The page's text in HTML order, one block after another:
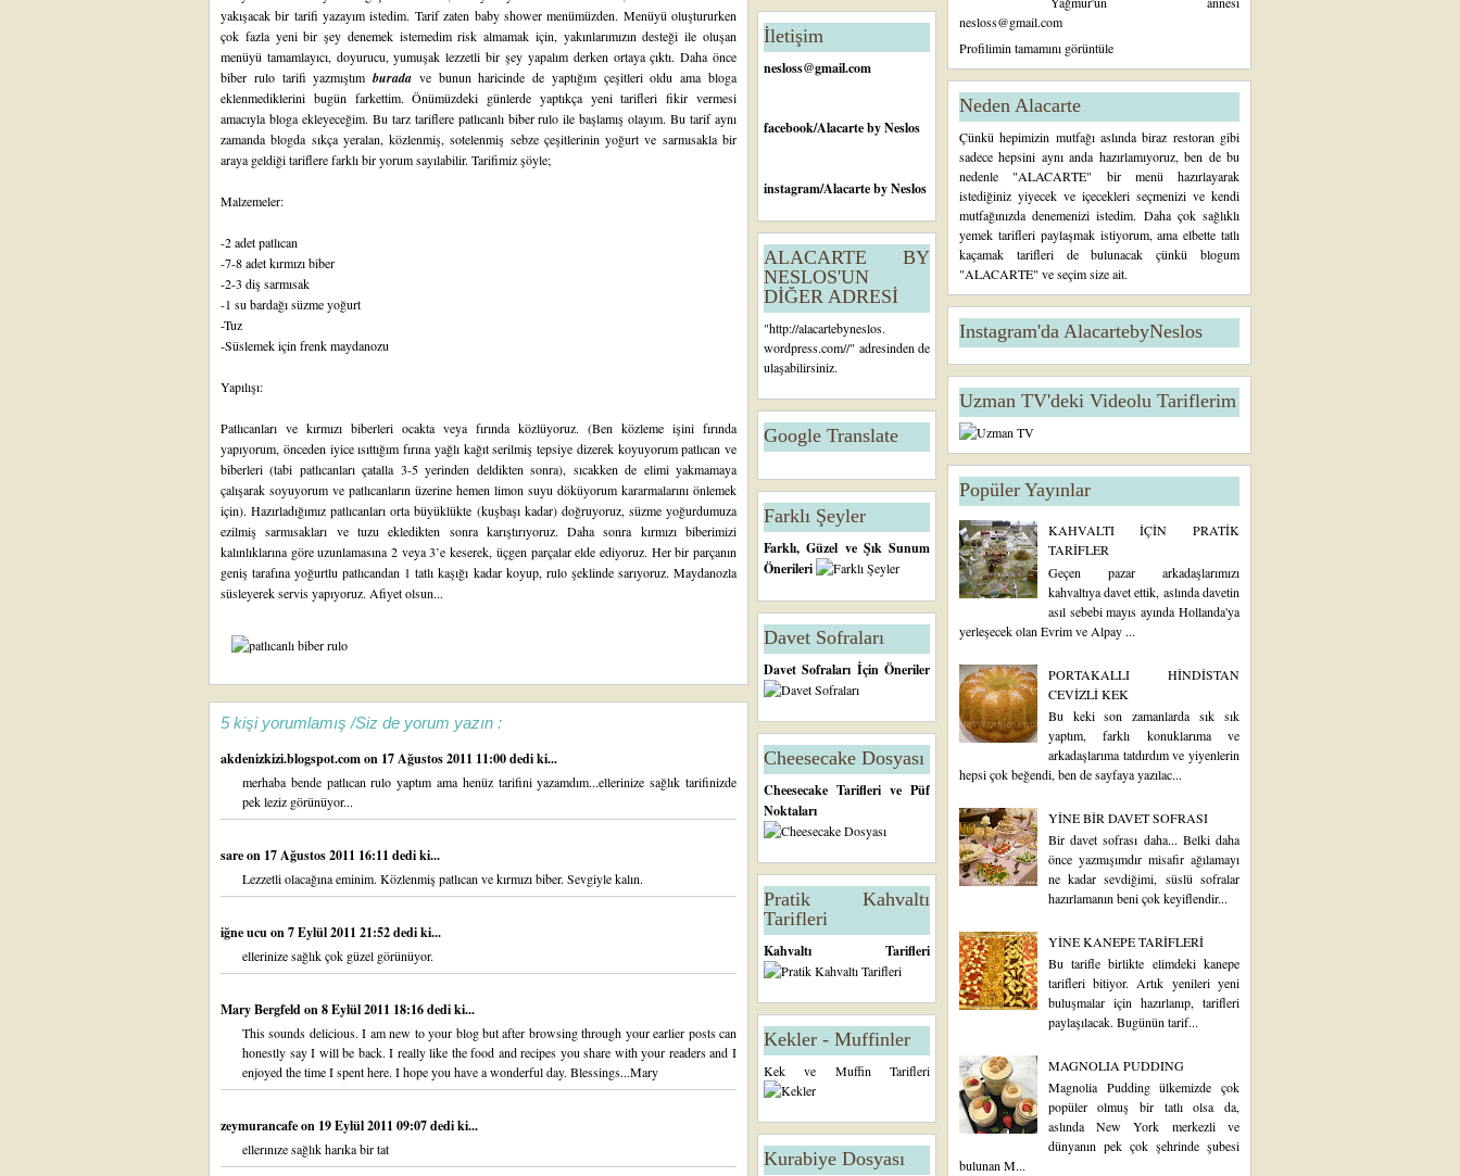
yakışacak bir tarifi yazayım istedim. Tarif zaten baby shower menümüzden. Menüyü oluştururken
çok fazla yeni bir şey denemek istemedim risk almamak için, yakınlarımızın desteği ile oluşan
menüyü tamamlayıcı, doyurucu, yumuşak lezzetli bir şey yapalım derken ortaya çıktı. Daha önce
biber rulo tarifi yazmıştımburada ve bunun haricinde de yaptığım çeşitleri oldu ama bloga
eklenmediklerini bugün farkettim. Önümüzdeki günlerde yaptıkça yeni tarifleri fikir vermesi
amacıyla bloga ekleyeceğim. Bu tarz tariflere patlıcanlı biber rulo ile başlamış olayım. Bu tarif aynı
zamanda blogda sıkça yeralan, közlenmiş, sotelenmiş sebze çeşitlerinin yoğurt ve sarmısakla bir
araya geldiği tariflere farklı bir yorum sayılabilir. Tarifimiz şöyle;
Malzemeler:
-2 adet patlıcan
-7-8 adet kırmızı biber
-2-3 diş sarmısak
-1 su bardağı süzme yoğurt
-Tuz
-Süslemek için frenk maydanozu
Yapılışı:
Patlıcanları ve kırmızı biberleri ocakta veya fırında közlüyoruz. (Ben közleme işini fırında
yapıyorum, önceden iyice ısıttığım fırına yağlı kağıt serilmiş tepsiye dizerek koyuyorum patlıcan ve
biberleri (tabi patlıcanları çatalla 3-5 yerinden deldikten sonra), sıcakken de elimi yakmamaya
çalışarak soyuyorum ve patlıcanların üzerine hemen limon suyu döküyorum kararmalarını önlemek
için). Hazırladığımız patlıcanları orta büyüklükte (kuşbaşı kadar) doğruyoruz, süzme yoğurdumuza
ezilmiş sarmısakları ve tuzu ekledikten sonra karıştırıyoruz. Daha sonra kırmızı biberimizi
kalınlıklarına göre uzunlamasına 2 veya 3’e keserek, üçgen parçalar elde ediyoruz. Her bir parçanın
geniş tarafına yoğurtlu patlıcandan 1 tatlı kaşığı kadar koyup, rulo şeklinde sarıyoruz. Maydanozla
süsleyerek servis yapıyoruz. Afiyet olsun...
5 kişi yorumlamış /Siz de yorum yazın :
akdenizkizi.blogspot.comon 17 Ağustos 2011 11:00 dedi ki...
merhaba bende patlıcan rulo yaptım ama henüz tarifini yazamdım...ellerinize sağlık tarifinizde
pek leziz görünüyor...
sareon 17 Ağustos 2011 16:11 dedi ki...
Lezzetli olacağına eminim. Közlenmiş patlıcan ve kırmızı biber. Sevgiyle kalın.
iğne ucuon 7 Eylül 2011 21:52 dedi ki...
ellerinize sağlık çok güzel görünüyor.
Mary Bergfeldon 8 Eylül 2011 18:16 dedi ki...
This sounds delicious. I am new to your blog but after browsing through your earlier posts can
honestly say I will be back. I really like the food and recipes you share with your readers and I
enjoyed the time I spent here. I hope you have a wonderful day. Blessings...Mary
zeymurancafeon 19 Eylül 2011 09:07 dedi ki...
ellerınıze sağlık harıka bir tat
İletişim
nesloss@gmail.com
facebook/Alacarte by Neslos
instagram/Alacarte by Neslos
ALACARTE BY
NESLOS'UN
DİĞER ADRESİ
"http://alacartebyneslos.
wordpress.com//" adresinden de
ulaşabilirsiniz.
Google Translate
Farklı Şeyler
Farklı, Güzel ve Şık Sunum
Önerileri
Davet Sofraları
Davet Sofraları İçin Öneriler
Cheesecake Dosyası
Cheesecake Tarifleri ve Püf
Noktaları
Pratik Kahvaltı
Tarifleri
Kahvaltı Tarifleri
Kekler - Muffinler
Kek ve Muffin Tarifleri
Kurabiye Dosyası
nesloss@gmail.com
Profilimin tamamını görüntüle
Neden Alacarte
Çünkü hepimizin mutfağı aslında biraz restoran gibi
sadece hepsini aynı anda hazırlamıyoruz, ben de bu
nedenle "ALACARTE" bir menü hazırlayarak
istediğiniz yiyecek ve içecekleri seçmenizi ve kendi
mutfağınızda denemenizi istedim. Daha çok sağlıklı
yemek tarifleri paylaşmak istiyorum, ama elbette tatlı
kaçamak tarifleri de bulunacak çünkü blogum
"ALACARTE" ve seçim size ait.
Instagram'da AlacartebyNeslos
Uzman TV'deki Videolu Tariflerim
Popüler Yayınlar
KAHVALTI İÇİN PRATİK
TARİFLER
Geçen pazar arkadaşlarımızı
kahvaltıya davet ettik, aslında davetin
asıl sebebi mayıs ayında Hollanda'ya
yerleşecek olan Evrim ve Alpay ...
PORTAKALLI HİNDİSTAN
CEVİZLİ KEK
Bu keki son zamanlarda sık sık
yaptım, farklı konuklarıma ve
arkadaşlarıma tatdırdım ve yiyenlerin
hepsi çok beğendi, ben de sayfaya yazılac...
YİNE BİR DAVET SOFRASI
Bir davet sofrası daha... Belki daha
önce yazmışımdır misafir ağılamayı
ne kadar sevdiğimi, süslü sofralar
hazırlamanın beni çok keyiflendir...
YİNE KANEPE TARİFLERİ
Bu tarifle birlikte elimdeki kanepe
tarifleri bitiyor. Artık yenileri yeni
buluşmalar için hazırlanıp, tarifleri
paylaşılacak. Bugünün tarif...
MAGNOLIA PUDDING
Magnolia Pudding ülkemizde çok
popüler olmuş bir tatlı olsa da,
aslında New York merkezli ve
dünyanın pek çok şehrinde şubesi
bulunan M...